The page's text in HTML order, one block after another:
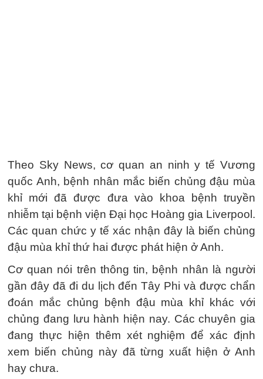
Theo Sky News, cơ quan an ninh y tế Vương
quốc Anh, bệnh nhân mắc biến chủng đậu mùa
khỉ mới đã được đưa vào khoa bệnh truyền
nhiễm tại bệnh viện Đại học Hoàng gia Liverpool.
Các quan chức y tế xác nhận đây là biến chủng
đậu mùa khỉ thứ hai được phát hiện ở Anh.
Cơ quan nói trên thông tin, bệnh nhân là người
gần đây đã đi du lịch đến Tây Phi và được chẩn
đoán mắc chủng bệnh đậu mùa khỉ khác với
chủng đang lưu hành hiện nay. Các chuyên gia
đang thực hiện thêm xét nghiệm để xác định
xem biến chủng này đã từng xuất hiện ở Anh
hay chưa.